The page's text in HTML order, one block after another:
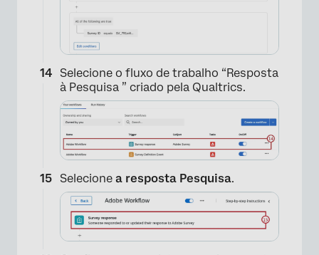
×
Selecione o fluxo de trabalho “Resposta
à Pesquisa ” criado pela Qualtrics.
Selecione a resposta Pesquisa.